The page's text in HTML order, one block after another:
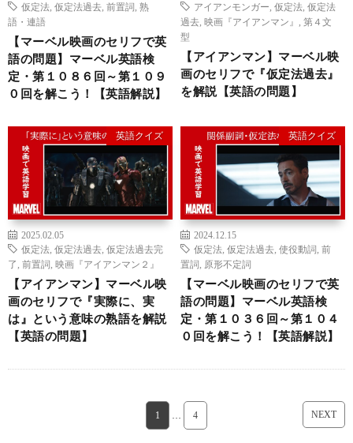
仮定法, 仮定法過去, 前置詞 , 熟
語・連語
【マーベル映画のセリフで英
語の問題】マーベル英語検
定・第１０８６回～第１０９
０回を解こう！【英語解説】
アイアンモンガー, 仮定法, 仮定法
過去, 映画『アイアンマン』 , 第４文
型
【アイアンマン】マーベル映
画のセリフで『仮定法過去』
を解説【英語の問題】
英語クイズ
2025.02.05
仮定法, 仮定法過去, 仮定法過去完
了 , 前置詞, 映画『アイアンマン２』
【アイアンマン】マーベル映
画のセリフで『実際に、実
は』という意味の熟語を解説
【英語の問題】
英語クイズ
2024.12.15
仮定法, 仮定法過去, 使役動詞, 前
置詞, 原形不定詞
【マーベル映画のセリフで英
語の問題】マーベル英語検
定・第１０３６回～第１０４
０回を解こう！【英語解説】
1 … 4 NEXT